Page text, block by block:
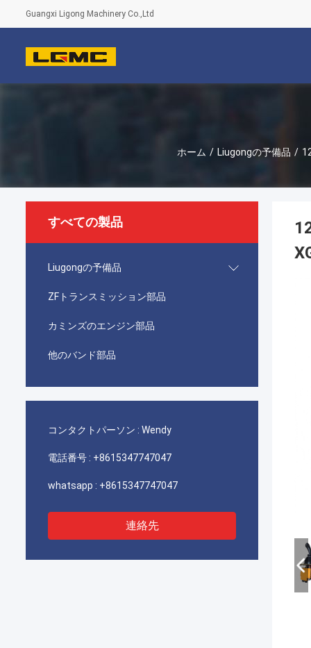
Guangxi Ligong Machinery Co.,Ltd
ホーム / Liugongの予備品 /
すべての製品
Liugongの予備品
ZFトランスミッション部品
カミンズのエンジン部品
他のバンド部品
コンタクトパーソン : Wendy
電話番号 : +8615347747047
whatsapp : +8615347747047
連絡先